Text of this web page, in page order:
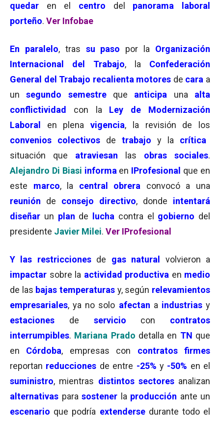
quedar
en el centro del panorama laboral
porteño. Ver Infobae
En paralelo, tras su paso por la Organización
Internacional del Trabajo, la Confederación
General del Trabajo recalienta motores de cara a
unsegundo semestre que anticipa una alta
conflictividad
con la Ley de Modernización
Laboral
en plenavigencia, la revisión de los
convenios colectivos de trabajo y la crítica
situación que atraviesan las obras sociales.
Alejandro Di Biasi informa en IProfesional que en
este marco, la central obrera
convocó a una
reunión
de consejo directivo, donde intentará
diseñar un plan de lucha contra el gobierno del
presidente Javier Milei. Ver IProfesional
Y las restricciones de gas natural
volvieron a
impactar sobre la actividad productiva en medio
de las bajas temperaturas y, según relevamientos
empresariales, ya no solo afectan a industrias y
estaciones
de servicio con contratos
interrumpibles. Mariana Prado detalla en TN que
en Córdoba, empresas con contratos firmes
reportan reducciones de entre -25% y -50% en el
suministro, mientras distintos sectores analizan
alternativas para sostener la producción ante un
escenario que podría extenderse durante todo el